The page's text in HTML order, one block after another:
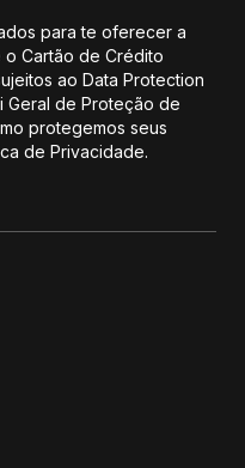
para te oferecer a
o Cartão de Crédito
ao Data Protection
Geral de Proteção de
protegemos seus
de Privacidade.